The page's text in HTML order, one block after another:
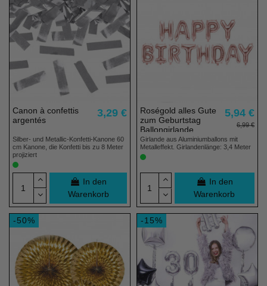
Canon à confettis
argentés
3,29 €
Silber- und Metallic-Konfetti-Kanone 60
cm Kanone, die Konfetti bis zu 8 Meter
projiziert
In den
Warenkorb
Roségold alles Gute
zum Geburtstag
Ballongirlande
5,94 €
6,99 €
Girlande aus Aluminiumballons mit
Metalleffekt. Girlandenlänge: 3,4 Meter
In den
Warenkorb
-50% -15%